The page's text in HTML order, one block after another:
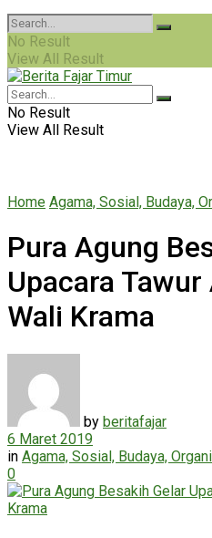
No Result
View All Result
No Result
View All Result
Home Agama, Sosial, Budaya,
Pura Agung
Upacara
Wali Krama
by beritafajar
6 Maret 2019
in Agama, Sosial, Budaya,
0